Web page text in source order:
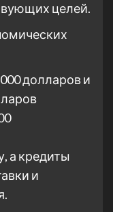
целей.
долларов и
а кредиты
и